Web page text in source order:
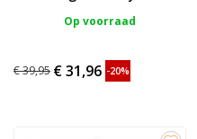
Op voorraad
€ 39,95 € 31,96 -20%